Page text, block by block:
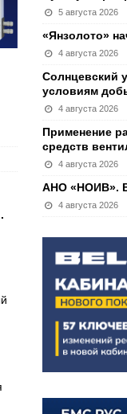
5 августа 2026
«Янзолото»
4 августа 2026
Солнцевский
условиям
4 августа 2026
Применение
средств
4 августа 2026
АНО «НОИВ».
4 августа 2026